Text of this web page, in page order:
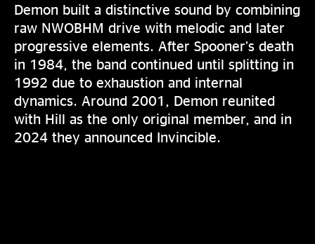
Demon built a distinctive sound by combining
raw NWOBHM drive with melodic and later
progressive elements. After Spooner’s death
in 1984, the band continued until splitting in
1992 due to exhaustion and internal
dynamics. Around 2001, Demon reunited
with Hill as the only original member, and in
2024 they announced Invincible.